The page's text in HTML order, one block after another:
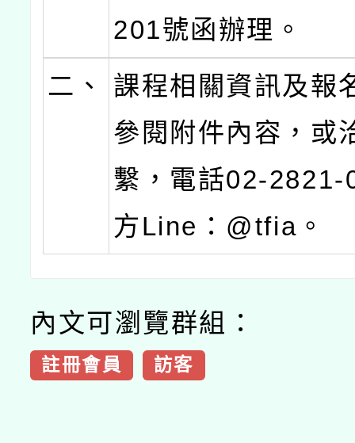
201號函辦理。
二、
課程相關資訊及報
參閱附件內容，或
繫，電話02-2821-
方Line：@tfia。
內文可瀏覽群組：
註冊會員 訪客